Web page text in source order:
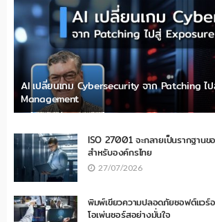
AI เปลี่ยนเกม Cybersecurity จาก Patching ไ
Management
ISO 27001 จะกลายเป็นรากฐาน
สำหรับองค์กรไทย
27/07/2026
พิมพ์เขียวความปลอดภัยซอฟต์แวร์
โอเพ่นซอร์สอย่างมั่นใจ